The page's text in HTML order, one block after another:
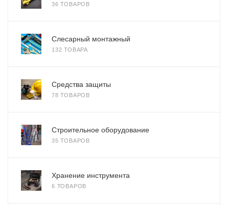
36 ТОВАРОВ
Слесарный монтажный
132 ТОВАРА
Средства защиты
78 ТОВАРОВ
Строительное оборудование
35 ТОВАРОВ
Хранение инструмента
6 ТОВАРОВ